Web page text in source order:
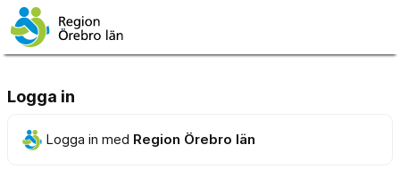
Logga in
Logga in med Region Örebro län